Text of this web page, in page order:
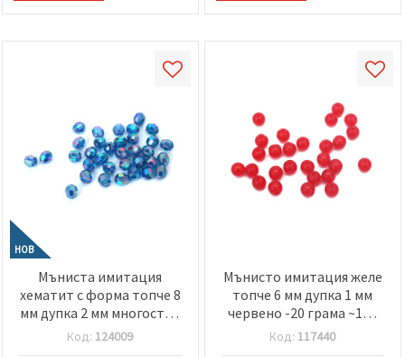
НОВ
Мъниста имитация
хематит с форма топче 8
мм дупка 2 мм многостен
ДЪГА -20 грама ~80 броя
Код: 124009
Мънисто имитация желе
топче 6 мм дупка 1 мм
червено -20 грама ~160
броя
Код: 117440